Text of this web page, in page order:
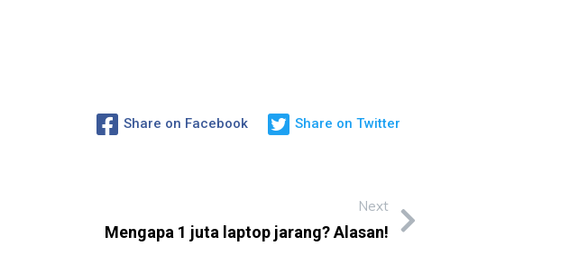
Share on Facebook Share on Twitter
Next
Mengapa 1 juta laptop jarang? Alasan!